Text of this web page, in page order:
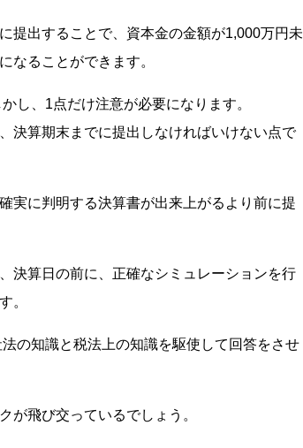
提出することで、資本金の金額が1,000万円未
なることができます。
し、1点だけ注意が必要になります。
決算期末までに提出しなければいけない点で
実に判明する決算書が出来上がるより前に提
決算日の前に、正確なシミュレーションを行
。
の知識と税法上の知識を駆使して回答をさせ
が飛び交っているでしょう。